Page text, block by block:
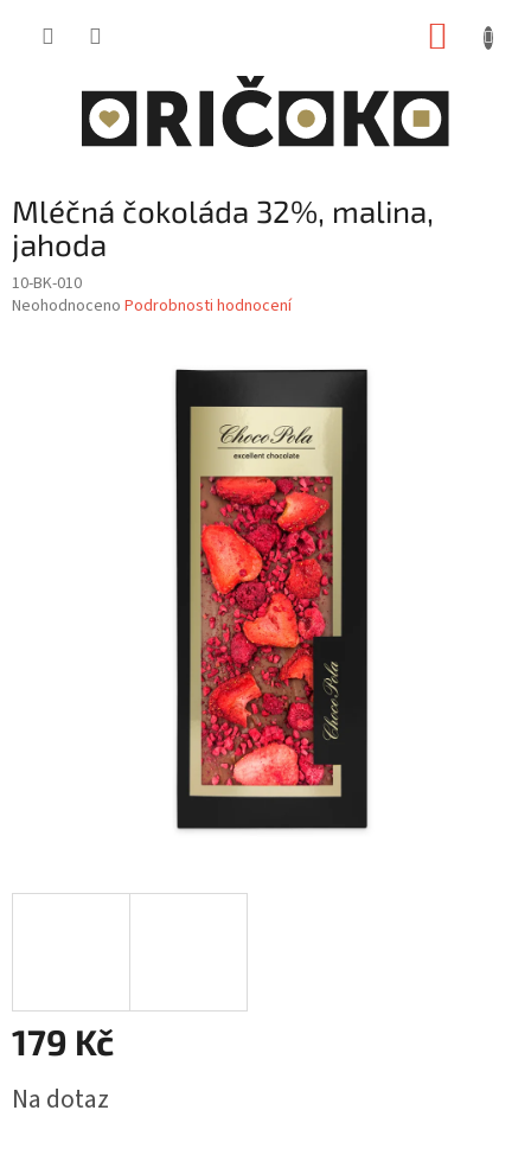
Mléčná čokoláda 32%, malina,
jahoda
10-BK-010
Průměrné
Neohodnoceno Podrobnosti hodnocení
179 Kč
cena:
Na dotaz